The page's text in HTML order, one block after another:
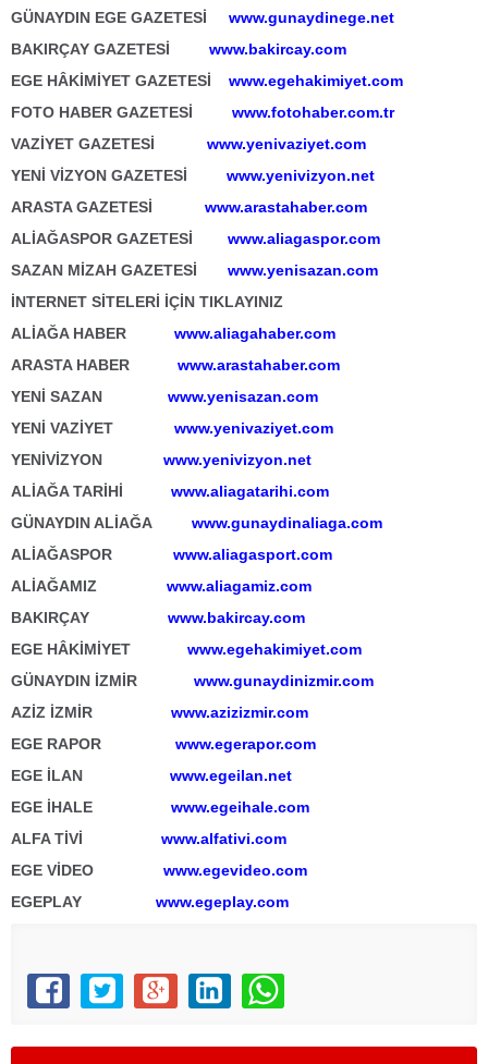
GÜNAYDIN EGE GAZETESİ
www.gunaydinege.net
BAKIRÇAY GAZETESİ www.bakircay.com
EGE HÂKİMİYET GAZETESİ
www.egehakimiyet.com
FOTO HABER GAZETESİ
www.fotohaber.com.tr
VAZİYET GAZETESİ www.yenivaziyet.com
YENİ VİZYON GAZETESİ
www.yenivizyon.net
ARASTA GAZETESİ www.arastahaber.com
ALİAĞASPOR GAZETESİ
www.aliagaspor.com
SAZAN MİZAH GAZETESİ
www.yenisazan.com
İNTERNET SİTELERİ İÇİN TIKLAYINIZ
ALİAĞA HABER www.aliagahaber.com
ARASTA HABER www.arastahaber.com
YENİ SAZAN www.yenisazan.com
YENİ VAZİYET www.yenivaziyet.com
YENİVİZYON www.yenivizyon.net
ALİAĞA TARİHİ www.aliagatarihi.com
GÜNAYDIN ALİAĞA
www.gunaydinaliaga.com
ALİAĞASPOR www.aliagasport.com
ALİAĞAMIZ www.aliagamiz.com
BAKIRÇAY www.bakircay.com
EGE HÂKİMİYET www.egehakimiyet.com
GÜNAYDIN İZMİR www.gunaydinizmir.com
AZİZ İZMİR www.azizizmir.com
EGE RAPOR www.egerapor.com
EGE İLAN www.egeilan.net
EGE İHALE www.egeihale.com
ALFA TİVİ www.alfativi.com
EGE VİDEO www.egevideo.com
EGEPLAY www.egeplay.com